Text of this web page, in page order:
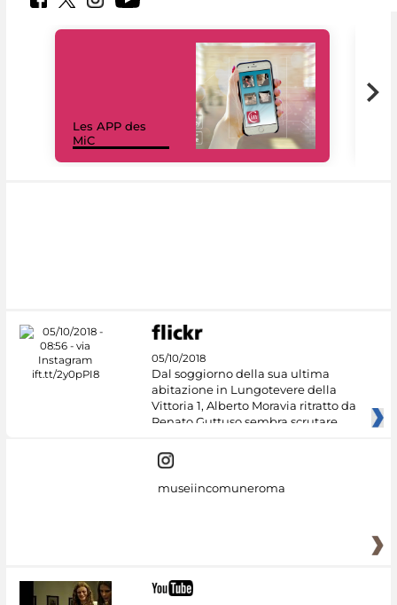
Les APP des
MiC
05/10/2018
Dal soggiorno della sua ultima
abitazione in Lungotevere della
Vittoria 1, Alberto Moravia ritratto da
Renato Guttuso sembra scrutare
museiincomuneroma